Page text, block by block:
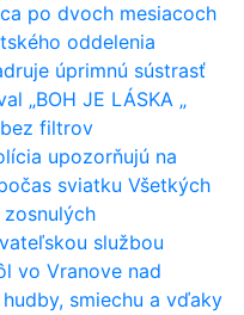
po dvoch mesiacoch
oddelenia
úprimnú sústrasť
„BOH JE LÁSKA „
filtrov
upozorňujú na
sviatku Všetkých
službou
vo Vranove nad
smiechu a vďaky